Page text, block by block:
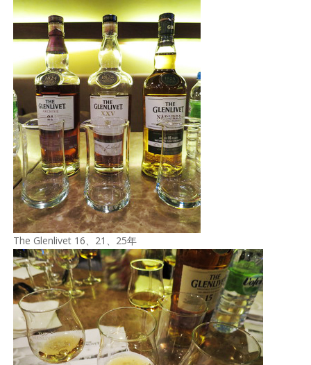
The Glenlivet 16、21、25年